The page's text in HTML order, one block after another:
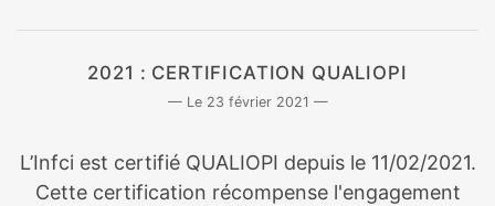
2021 : CERTIFICATION QUALIOPI
23 février 2021
L’Infci est certifié QUALIOPI depuis le 11/02/2021.
Cette certification récompense l'engagement